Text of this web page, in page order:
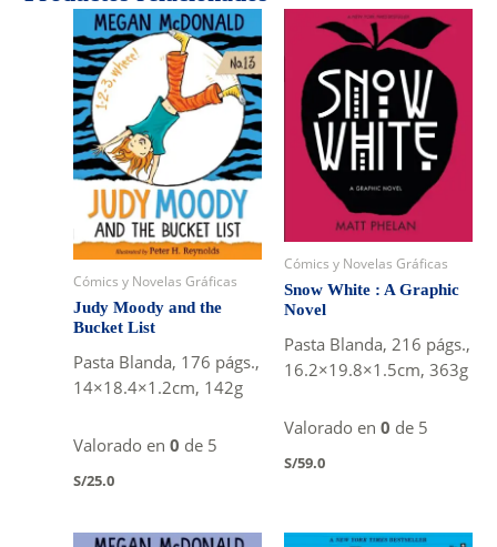
Cómics y Novelas Gráficas
Judy Moody and the
Bucket List
Pasta Blanda, 176 págs.,
14×18.4×1.2cm, 142g
Valorado en0 de 5
S/25.0
Cómics y Novelas Gráficas
Snow White : A Graphic
Novel
Pasta Blanda, 216 págs.,
16.2×19.8×1.5cm, 363g
Valorado en 0 de 5
S/59.0